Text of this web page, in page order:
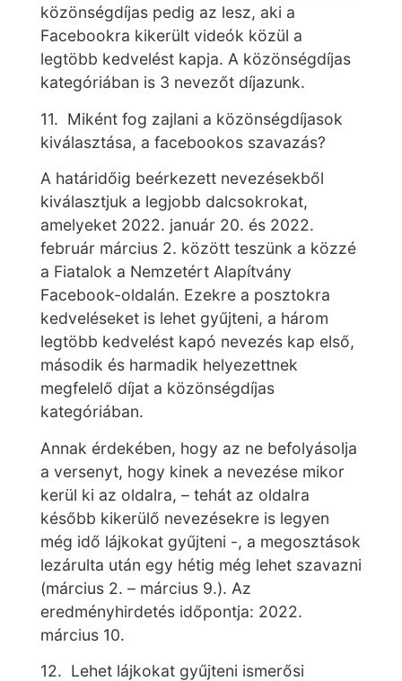
közönségdíjas pedig az lesz, aki a
Facebookra kikerült videók közül a
legtöbb kedvelést kapja. A közönségdíjas
kategóriában is 3 nevezőt díjazunk.
11. Miként fog zajlani a közönségdíjasok
kiválasztása, a facebookos szavazás?
A határidőig beérkezett nevezésekből
kiválasztjuk a legjobb dalcsokrokat,
amelyeket 2022. január 20. és 2022.
február március 2. között teszünk a közzé
a Fiatalok a Nemzetért Alapítvány
Facebook-oldalán. Ezekre a posztokra
kedveléseket is lehet gyűjteni, a három
legtöbb kedvelést kapó nevezés kap első,
második és harmadik helyezettnek
megfelelő díjat a közönségdíjas
kategóriában.
Annak érdekében, hogy az ne befolyásolja
a versenyt, hogy kinek a nevezése mikor
kerül ki az oldalra, – tehát az oldalra
később kikerülő nevezésekre is legyen
még idő lájkokat gyűjteni -, a megosztások
lezárulta után egy hétig még lehet szavazni
(március 2. – március 9.). Az
eredményhirdetés időpontja: 2022.
március 10.
12. Lehet lájkokat gyűjteni ismerősi